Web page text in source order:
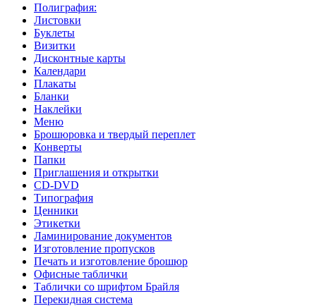
Полиграфия:
Листовки
Буклеты
Визитки
Дисконтные карты
Календари
Плакаты
Бланки
Наклейки
Меню
Брошюровка и твердый переплет
Конверты
Папки
Приглашения и открытки
CD-DVD
Типография
Ценники
Этикетки
Ламинирование документов
Изготовление пропусков
Печать и изготовление брошюр
Офисные таблички
Таблички со шрифтом Брайля
Перекидная система